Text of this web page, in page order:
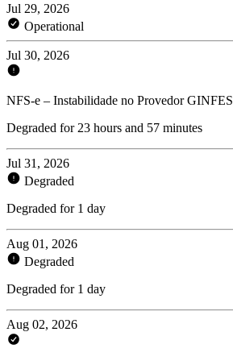
Jul 29, 2026
Operational
Jul 30, 2026
NFS-e – Instabilidade no Provedor GINFES
Degraded for 23 hours and 57 minutes
Jul 31, 2026
Degraded
Degraded for 1 day
Aug 01, 2026
Degraded
Degraded for 1 day
Aug 02, 2026